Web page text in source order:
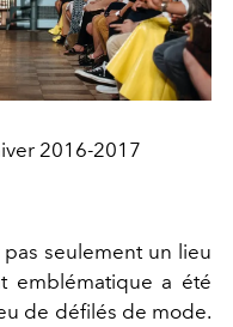
2016-2017
pas seulement un lieu
emblématique a été
de défilés de mode.